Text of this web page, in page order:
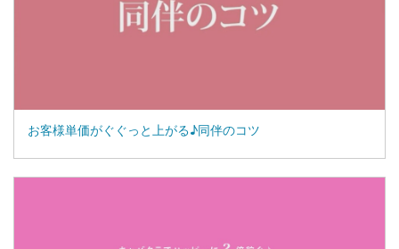
お客様単価がぐぐっと上がる♪同伴のコツ